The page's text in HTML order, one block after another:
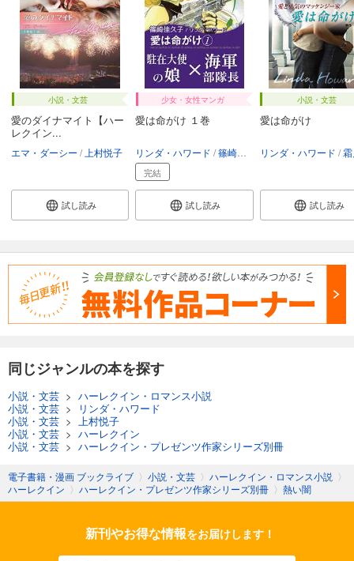
小説・文芸
愛のダイナマイト【ハー
レクイン...
エマ・ダーシー 上村悦子
試し読み
少女・女性マンガ
愛は命がけ １巻
リンダ・ハワード 篠崎佳久子
完結
試し読み
小説・文芸
愛は命がけ
リンダ・ハワード
試し読み
同じジャンルの本を探す
小説・文芸 > ハーレクイン・ロマンス小説
小説・文芸 >
リンダ・ハワード
小説・文芸 > 上村悦子
小説・文芸 > ハーレクイン
小説・文芸 > ハーレクイン・プレゼンツ作家シリーズ別冊
電子書籍・漫画 ブックライブ 〉 小説・文芸 〉 ハーレクイン・ロマンス小説 〉
ハーレクイン 〉 ハーレクイン・プレゼンツ作家シリーズ別冊 〉 熱い闇
新刊やお得な情報をお届けします！